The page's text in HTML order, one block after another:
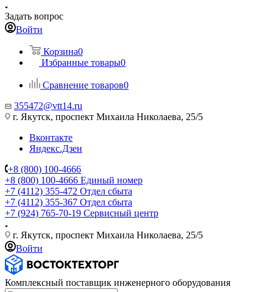
Задать вопрос
Войти
Корзина0
Избранные товары0
Сравнение товаров0
355472@vtt14.ru
г. Якутск, проспект Михаила Николаева, 25/5
Вконтакте
Яндекс.Дзен
+8 (800) 100-4666
+8 (800) 100-4666 Единый номер
+7 (4112) 355-472 Отдел сбыта
+7 (4112) 355-367 Отдел сбыта
+7 (924) 765-70-19 Сервисный центр
г. Якутск, проспект Михаила Николаева, 25/5
Войти
Комплексный поставщик инженерного оборудования